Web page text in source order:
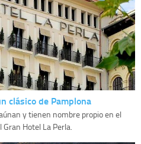
clásico de Pamplona
y tienen nombre propio en el
Hotel La Perla.